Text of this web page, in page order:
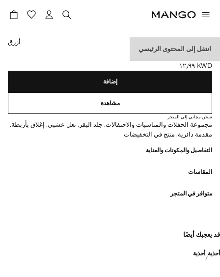
انتقل إلى المحتوى الرئيسي
حذاء جلدي برباط
السعر الحالي [KWD ١٢٫٩٩ ]
KWD ١٢٫٩٩
حدد اللون
أزرق
إضافة
مشاهدة
شحن مجاني إلى المتجر
مجموعة الحفلات والمناسبات والاحتفالات. جلد البقر. نعل عشبي. إغلاق بأربطة.
مقدمة دائرية. منتج في التخفيضات
التفاصيل والمكونات والعناية
المقاسات
متوافر في المتجر
قد يعجبك أيضًا
أحذية أحذية